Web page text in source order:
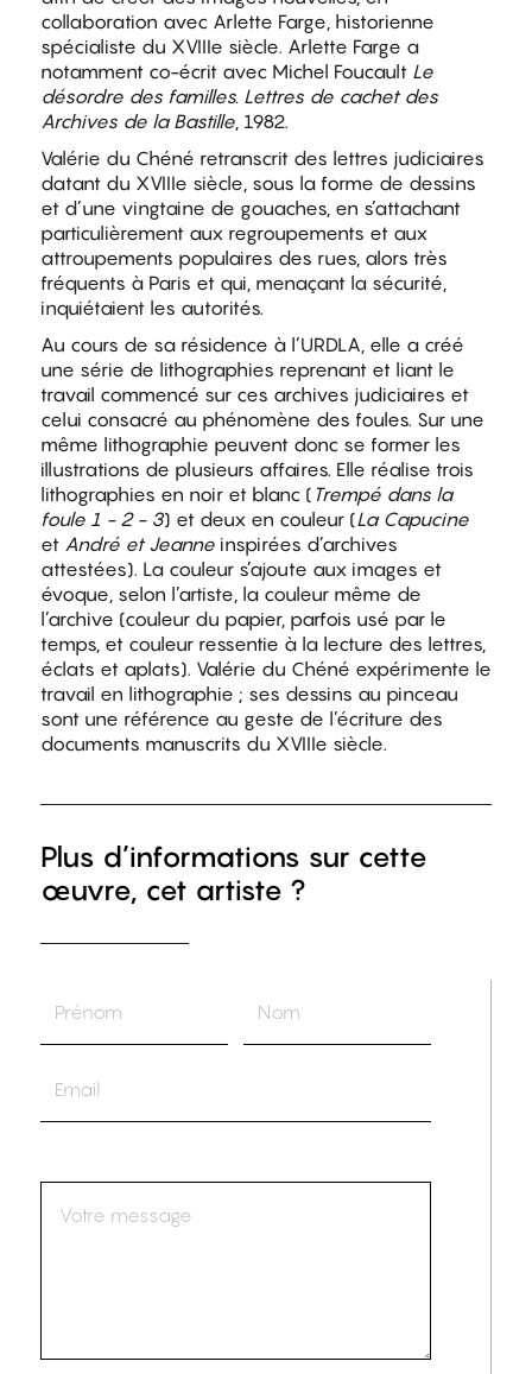
collaboration avec Arlette Farge, historienne
spécialiste du XVIIIe siècle. Arlette Farge a
notamment co-écrit avec Michel Foucault Le
désordre des familles. Lettres de cachet des
Archives de la Bastille, 1982.
Valérie du Chéné retranscrit des lettres judiciaires
datant du XVIIIe siècle, sous la forme de dessins
et d’une vingtaine de gouaches, en s’attachant
particulièrement aux regroupements et aux
attroupements populaires des rues, alors très
fréquents à Paris et qui, menaçant la sécurité,
inquiétaient les autorités.
Au cours de sa résidence à l’URDLA, elle a créé
une série de lithographies reprenant et liant le
travail commencé sur ces archives judiciaires et
celui consacré au phénomène des foules. Sur une
même lithographie peuvent donc se former les
illustrations de plusieurs affaires. Elle réalise trois
lithographies en noir et blanc ( Trempé dans la
foule 1 - 2 - 3) et deux en couleur (La Capucine
et André et Jeanne inspirées d’archives
attestées). La couleur s’ajoute aux images et
évoque, selon l’artiste, la couleur même de
l’archive (couleur du papier, parfois usé par le
temps, et couleur ressentie à la lecture des lettres,
éclats et aplats). Valérie du Chéné expérimente le
travail en lithographie ; ses dessins au pinceau
sont une référence au geste de l’écriture des
documents manuscrits du XVIIIe siècle.
Plus d’informations sur cette
œuvre, cet artiste ?